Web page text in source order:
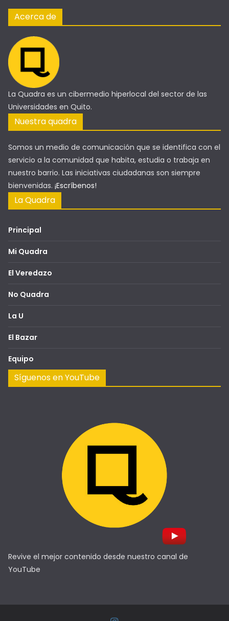
Acerca de
La Quadra es un cibermedio hiperlocal del sector de las
Universidades en Quito.
Nuestra quadra
Somos un medio de comunicación que se identifica con el
servicio a la comunidad que habita, estudia o trabaja en
nuestro barrio. Las iniciativas ciudadanas son siempre
bienvenidas. ¡Escríbenos!
La Quadra
Principal
Mi Quadra
El Veredazo
No Quadra
La U
El Bazar
Equipo
Síguenos en YouTube
Revive el mejor contenido desde nuestro canal de
YouTube